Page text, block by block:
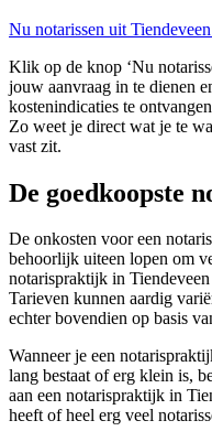
Nu notarissen uit
Klik op de knop ‘Nu
jouw aanvraag in te dienen
kostenindicaties te
Zo weet je direct wat je te
vast zit.
De goedkoopste
De onkosten voor een
behoorlijk uiteen lopen om
notarispraktijk in
Tarieven kunnen aardig
echter bovendien op basis
Wanneer je een
lang bestaat of erg klein is,
aan een notarispraktijk in
heeft of heel erg veel